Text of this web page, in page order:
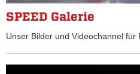
SPEED Galerie
Unser Bilder und Videochannel für